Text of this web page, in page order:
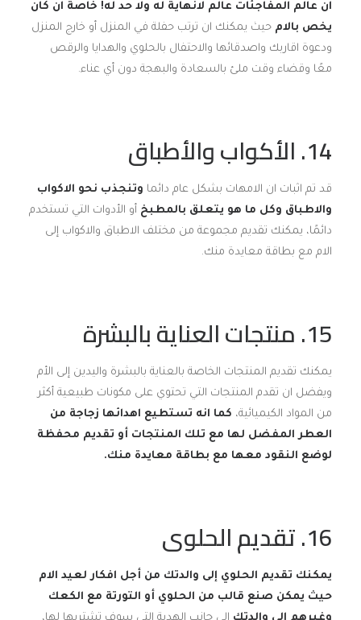
ان عالم المفاجئات عالم لانهاية له ولا حد له! خاصة ان كان
يخص بالام حيث يمكنك ان ترتب حفلة في المنزل أو خارج المنزل
ودعوة اقاربك واصدقائها والاحتفال بالحلوي والهدايا والرقص
معًا وقضاء وقت ملئ بالسعادة والبهجة دون أي عناء.
14. الأكواب والأطباق
قد تم اثبات ان الامهات بشكل عام دائما وتنجذب نحو الاكواب
والاطباق وكل ما هو يتعلق بالمطبخ أو الأدوات التي تستخدم
دائمًا، يمكنك تقديم مجموعة من مختلف الاطباق والاكواب إلى
الام مع بطاقة معايدة منك.
15. منتجات العناية بالبشرة
يمكنك تقديم المنتجات الخاصة بالعناية بالبشرة واليدين إلى الأم
ويفضل ان تقدم المنتجات التي تحتوي على مكونات طبيعية أكثر
من المواد الكيميائية، كما انه تستطيع اهدائها زجاجة من
العطر المفضل لها مع تلك المنتجات أو تقديم محفظة
لوضع النقود معها مع بطاقة معايدة منك.
16. تقديم الحلوى
يمكنك تقديم الحلوي إلى والدتك من أجل افكار لعيد الام
حيث يمكن صنع قالب من الحلوي أو التورتة مع الكعك